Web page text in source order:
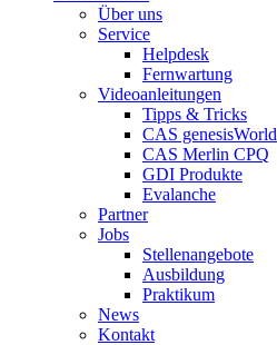
Über uns
Service
Helpdesk
Fernwartung
Videoanleitungen
Tipps & Tricks
CAS genesisWorld
CAS Merlin CPQ
GDI Produkte
Evalanche
Partner
Jobs
Stellenangebote
Ausbildung
Praktikum
News
Kontakt